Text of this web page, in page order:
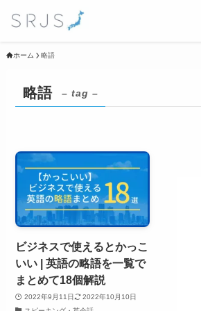
ホーム 略語
略語 – tag –
ビジネスで使えるとかっこ
いい | 英語の略語を一覧で
まとめて18個解説
2022年9月11日
2022年10月10日